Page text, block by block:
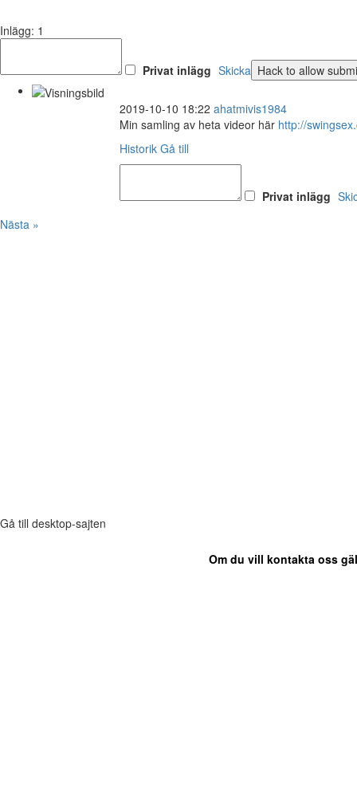
Inlägg: 1
Privat inlägg Skicka
2019-10-10 18:22 ahatmivis1984
Min samling av heta videor här http://
Historik Gå till
Privat inlägg
Nästa »
Gå till desktop-sajten
Om du vill kontakta oss